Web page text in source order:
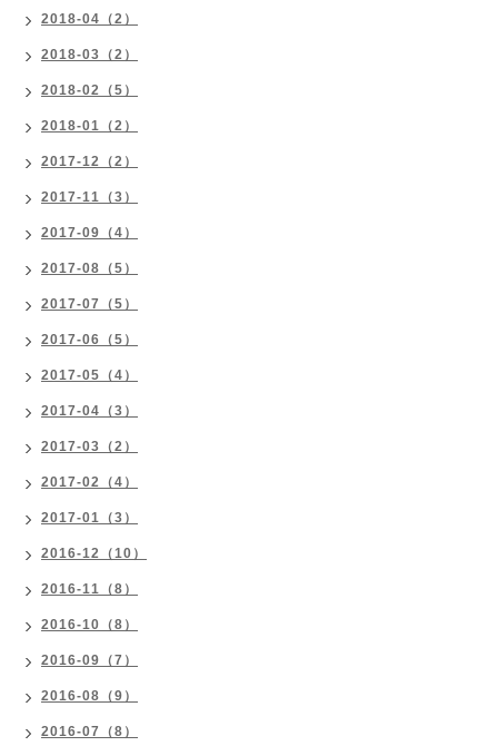
2018-04（2）
2018-03（2）
2018-02（5）
2018-01（2）
2017-12（2）
2017-11（3）
2017-09（4）
2017-08（5）
2017-07（5）
2017-06（5）
2017-05（4）
2017-04（3）
2017-03（2）
2017-02（4）
2017-01（3）
2016-12（10）
2016-11（8）
2016-10（8）
2016-09（7）
2016-08（9）
2016-07（8）